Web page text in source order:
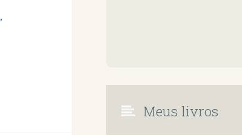
,
Meus livros